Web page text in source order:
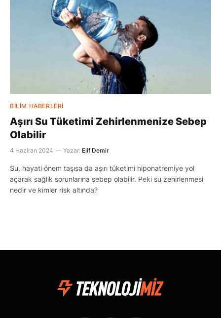
BILIM HABERLERI
Aşırı Su Tüketimi Zehirlenmenize Sebep
Olabilir
4 Haziran 2024 Yazar: Elif Demir
Su, hayati önem taşısa da aşırı tüketimi hiponatremiye yol
açarak sağlık sorunlarına sebep olabilir. Peki su zehirlenmesi
nedir ve kimler risk altında?